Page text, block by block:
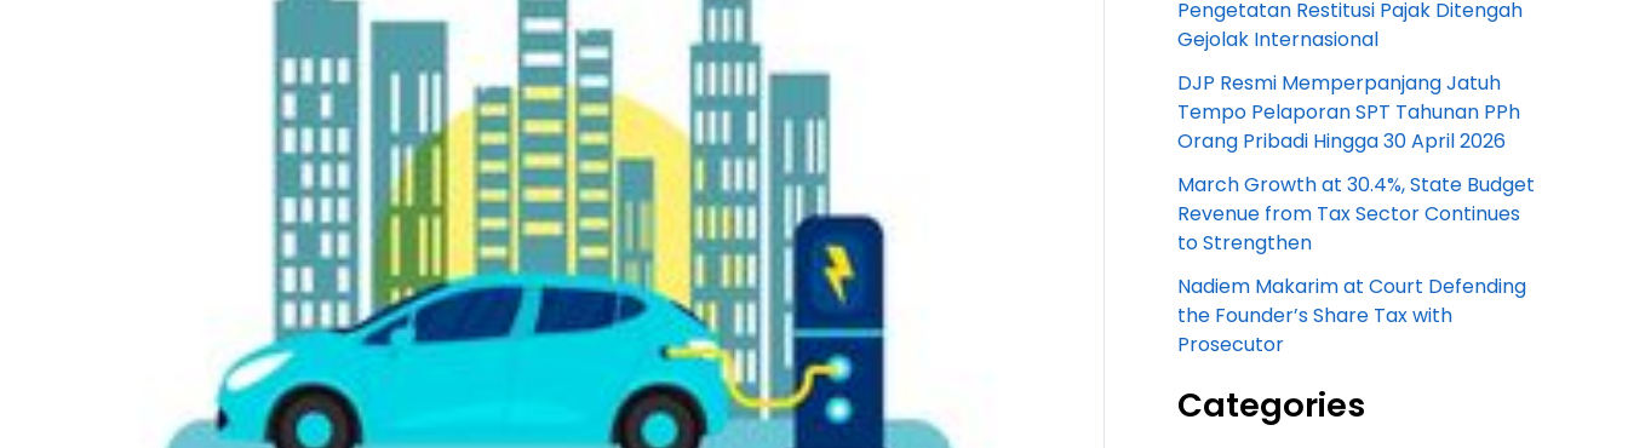
Pengetatan Restitusi Pajak Ditengah
Gejolak Internasional
DJP Resmi Memperpanjang Jatuh
Tempo Pelaporan SPT Tahunan PPh
Orang Pribadi Hingga 30 April 2026
March Growth at 30.4%, State Budget
Revenue from Tax Sector Continues
to Strengthen
Nadiem Makarim at Court Defending
the Founder’s Share Tax with
Prosecutor
Categories